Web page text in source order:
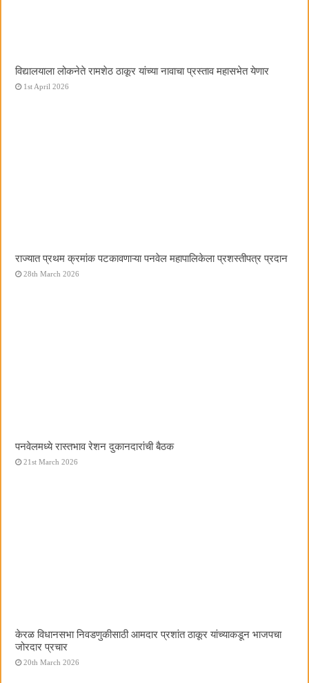
विद्यालयाला लोकनेते रामशेठ ठाकूर यांच्या नावाचा प्रस्ताव महासभेत येणार
1st April 2026
राज्यात प्रथम क्रमांक पटकावणाऱ्या पनवेल महापालिकेला प्रशस्तीपत्र प्रदान
28th March 2026
पनवेलमध्ये रास्तभाव रेशन दुकानदारांची बैठक
21st March 2026
केरळ विधानसभा निवडणुकीसाठी आमदार प्रशांत ठाकूर यांच्याकडून भाजपचा
जोरदार प्रचार
20th March 2026